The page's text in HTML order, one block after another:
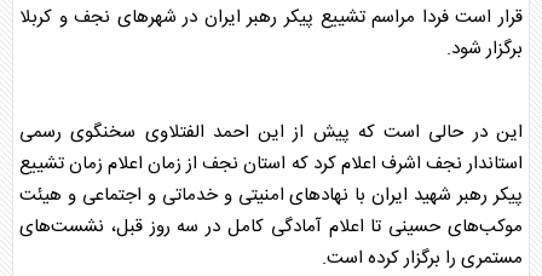
قرار است فردا مراسم تشییع پیکر رهبر ایران در شهر‌های نجف و کربلا
برگزار شود.
این در حالی است که پیش از این احمد الفتلاوی سخنگوی رسمی
استاندار نجف اشرف اعلام کرد که استان نجف از زمان اعلام زمان تشییع
پیکر رهبر شهید ایران با نهاد‌های امنیتی و خدماتی و اجتماعی و هیئت
موکب‌های حسینی تا اعلام آمادگی کامل در سه روز قبل، نشست‌های
مستمری را برگزار کرده است.